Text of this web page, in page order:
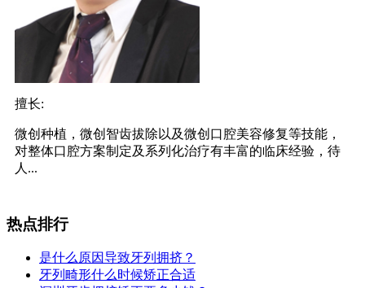
擅长:
微创种植，微创智齿拔除以及微创口腔美容修复等技能，
对整体口腔方案制定及系列化治疗有丰富的临床经验，待
人...
热点排行
是什么原因导致牙列拥挤？
牙列畸形什么时候矫正合适